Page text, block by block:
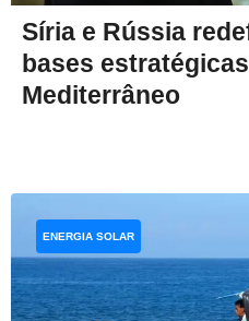
Síria e Rússia
bases
Mediterrâneo
ENERGIA SOLAR